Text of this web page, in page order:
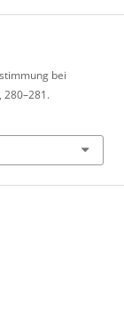
bei
280–281.